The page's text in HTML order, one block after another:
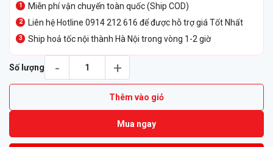
Miễn phí vận chuyển toàn quốc (Ship COD)
Liên hệ Hotline 0914 212 616 để được hỗ trợ giá Tốt Nhất
Ship hoả tốc nội thành Hà Nội trong vòng 1-2 giờ
Số lượng
Thêm vào giỏ
Mua ngay